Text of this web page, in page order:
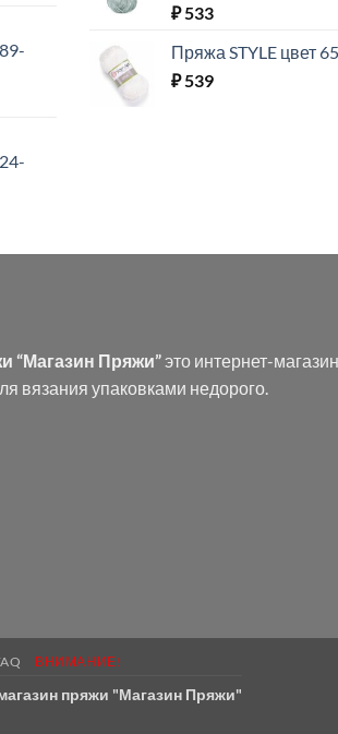
₽533
Пряжа STYLE цвет
₽539
“Магазин Пряжи”это интернет-магазин
вязания упаковками недорого.
ВНИМАНИЕ!
пряжи "Магазин Пряжи"